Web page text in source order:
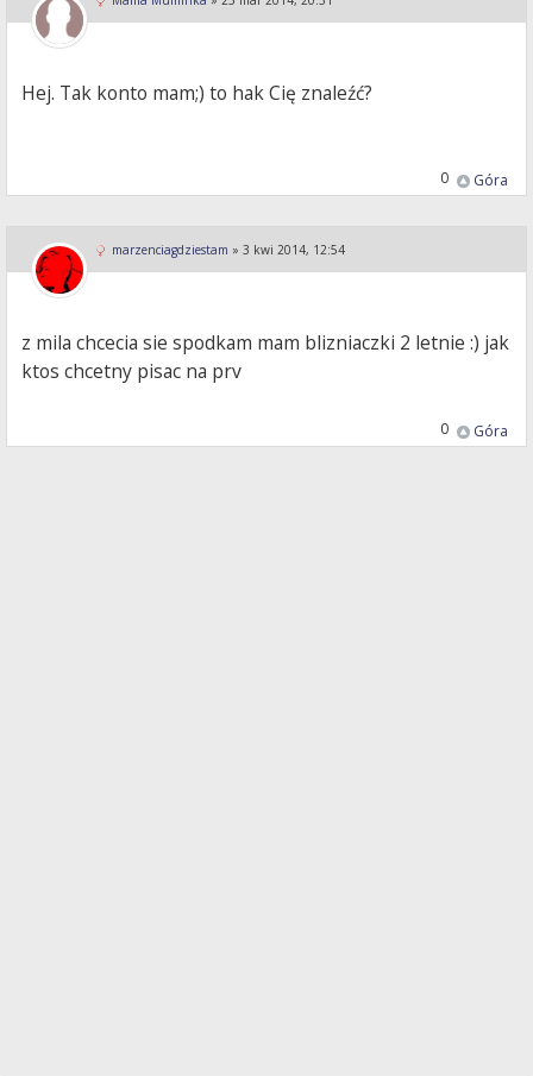
Hej. Tak konto mam;) to hak Cię znaleźć?
Góra
0
marzenciagdziestam » 3 kwi 2014, 12:54
z mila chcecia sie spodkam mam blizniaczki 2 letnie :) jak
ktos chcetny pisac na prv
Góra
0